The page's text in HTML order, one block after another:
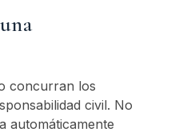
concurran los
civil. No
automáticamente